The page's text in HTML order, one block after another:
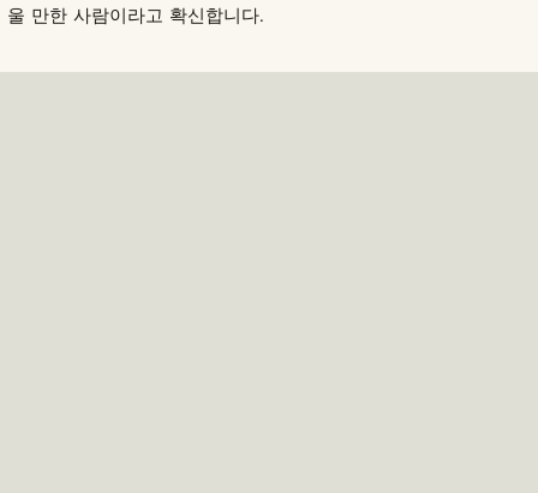
울 만한 사람이라고 확신합니다.